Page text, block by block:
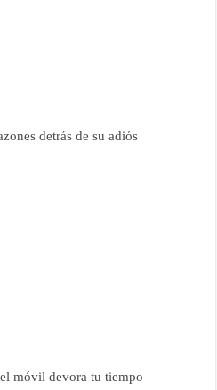
detrás de su adiós
móvil devora tu tiempo